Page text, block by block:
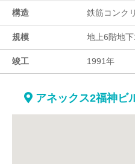
構造 鉄筋コンク
規模 地上6階地
竣工 1991年
アネックス2福神ビ